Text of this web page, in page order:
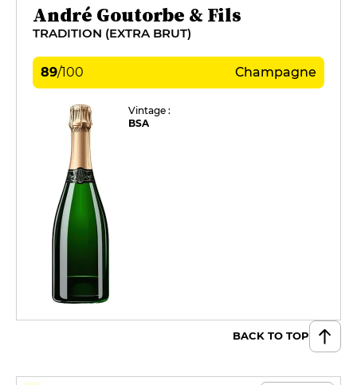
André Goutorbe & Fils
TRADITION (EXTRA BRUT)
89/100 Champagne
Vintage :
BSA
BACK TO TOP